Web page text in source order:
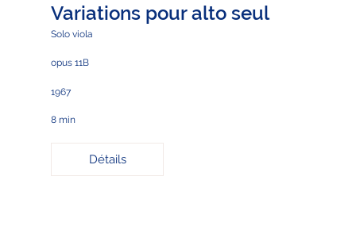
Variations pour alto seul
Solo viola
opus 11B
1967
8 min
Détails